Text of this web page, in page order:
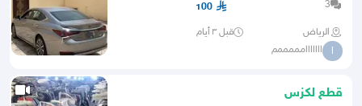
3
100
الرياض قبل ٣ أيام
ا ااااااامممممم
قطع لكزس